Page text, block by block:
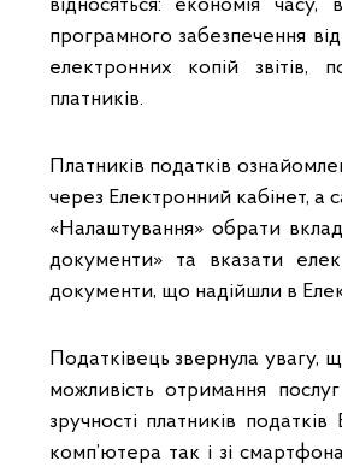
відносяться: економія часу,
програмного забезпечення
електронних копій звітів,
платників.
Платників податків
через Електронний кабінет, а
«Налаштування» обрати
документи» та вказати
документи, що надійшли в
Податківець звернула увагу,
можливість отримання
зручності платників
комп’ютера так і зі